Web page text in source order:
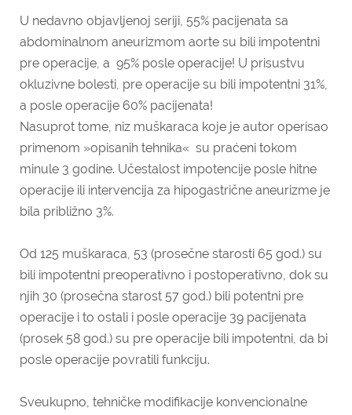
U nedavno objavljenoj seriji, 55% pacijenata sa
abdominalnom aneurizmom aorte su bili impotentni
pre operacije, a 95% posle operacije! U prisustvu
okluzivne bolesti, pre operacije su bili impotentni 31%,
a posle operacije 60% pacijenata!
Nasuprot tome, niz muškaraca koje je autor operisao
primenom »opisanih tehnika« su praćeni tokom
minule 3 godine. Učestalost impotencije posle hitne
operacije ili intervencija za hipogastrične aneurizme je
bila približno 3%.
Od 125 muškaraca, 53 (prosečne starosti 65 god.) su
bili impotentni preoperativno i postoperativno, dok su
njih 30 (prosečna starost 57 god.) bili potentni pre
operacije i to ostali i posle operacije 39 pacijenata
(prosek 58 god.) su pre operacije bili impotentni, da bi
posle operacije povratili funkciju.
Sveukupno, tehničke modifikacije konvencionalne